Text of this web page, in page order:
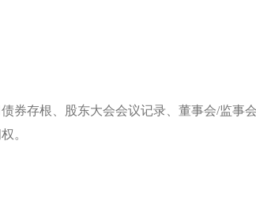
存根、股东大会会议记录、董事会/监事
。